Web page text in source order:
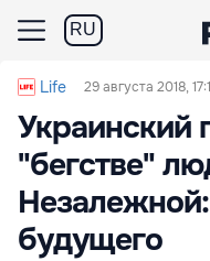
RU
Life 29 августа 2018,
Украинский
"бегстве"
будущего